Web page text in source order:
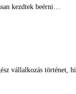
kezdtek beérni…
vállalkozás történet,